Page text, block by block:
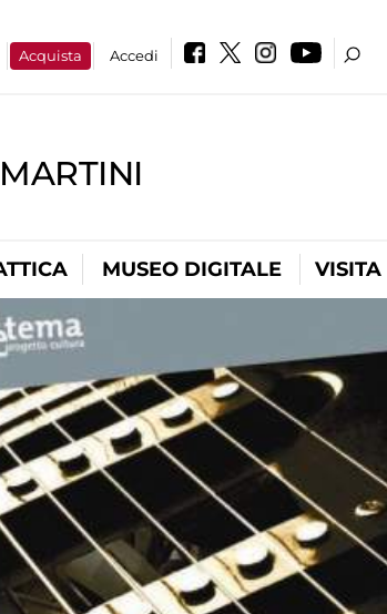
Acquista Accedi
MUSEO DIGITALE VISITA